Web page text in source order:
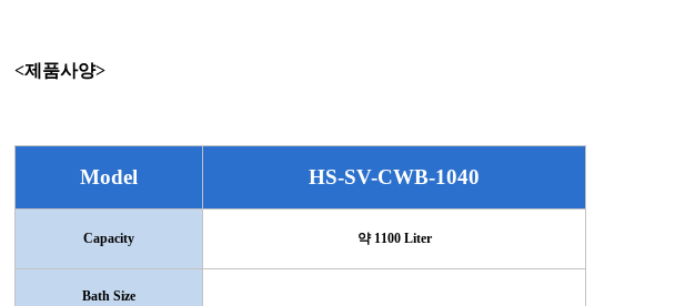
<제품사양>
Model HS-SV-CWB-1040
Capacity 약 1100 Liter
Bath Size